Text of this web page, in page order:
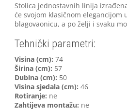
Stolica jednostavnih linija
će svojom klasičnom elegancijom
blagovaonicu, a po želji i svaku
Tehnički parametri:
Visina (cm): 74
Širina (cm): 57
Dubina (cm): 50
Visina sjedala (cm): 46
Rotiranje: ne
Zahtijeva montažu: ne